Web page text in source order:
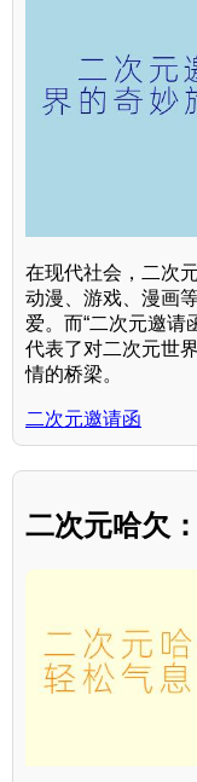
在现代社会，二次
动漫、游戏、漫画
爱。而“二次元邀请
代表了对二次元世
情的桥梁。
二次元邀请函
二次元哈欠